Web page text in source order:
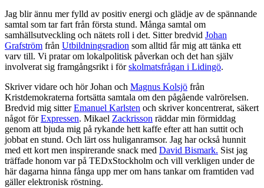
Jag blir ännu mer fylld av positiv energi och glädje av de spännande
samtal som tar fart från första stund. Många samtal om
samhällsutveckling och nätets roll i det. Sitter bredvid Johan
Grafström från Utbildningsradion som alltid får mig att tänka ett
varv till. Vi pratar om lokalpolitisk påverkan och det han själv
involverat sig framgångsrikt i förskolmatsfrågan i Lidingö.
Skriver vidare och hör Johan och Magnus Kolsjö från
Kristdemokraterna fortsätta samtala om den pågående valrörelsen.
Bredvid mig sitterEmanuel Karlsten och skriver koncentrerat, säkert
något förExpressen. Mikael Zackrisson räddar min förmiddag
genom att bjuda mig på rykande hett kaffe efter att han suttit och
jobbat en stund. Och lärt oss huliganramsor. Jag har också hunnit
med ett kort men inspirerande snack med David Bismark. Sist jag
träffade honom var på TEDxStockholm och vill verkligen under de
här dagarna hinna fånga upp mer om hans tankar om framtiden vad
gäller elektronisk röstning.